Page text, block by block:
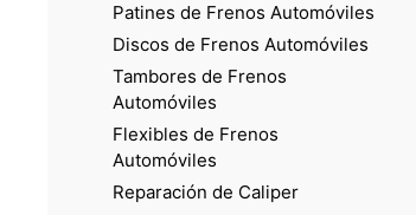
Patines de Frenos Automóviles
Discos de Frenos Automóviles
Tambores de Frenos
Automóviles
Flexibles de Frenos
Automóviles
Reparación de Caliper